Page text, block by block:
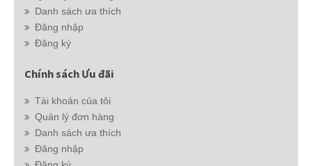
Danh sách ưa thích
Đăng nhập
Đăng ký
Chính sách Ưu đãi
Tài khoản của tôi
Quản lý đơn hàng
Danh sách ưa thích
Đăng nhập